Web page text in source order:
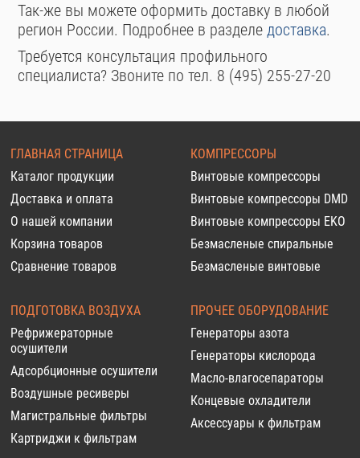
Так-же вы можете оформить доставку в любой
регион России. Подробнее в разделедоставка.
Требуется консультация профильного
специалиста? Звоните по тел. 8 (495) 255-27-20
ГЛАВНАЯ СТРАНИЦА
Каталог продукции
Доставка и оплата
О нашей компании
Корзина товаров
Сравнение товаров
КОМПРЕССОРЫ
Винтовые компрессоры
Винтовые компрессоры DMD
Винтовые компрессоры EKO
Безмасленые спиральные
Безмасленые винтовые
ПОДГОТОВКА ВОЗДУХА
Рефрижераторные
осушители
Адсорбционные осушители
Воздушные ресиверы
Магистральные фильтры
Картриджи к фильтрам
ПРОЧЕЕ ОБОРУДОВАНИЕ
Генераторы азота
Генераторы кислорода
Масло-влагосепараторы
Концевые охладители
Аксессуары к фильтрам